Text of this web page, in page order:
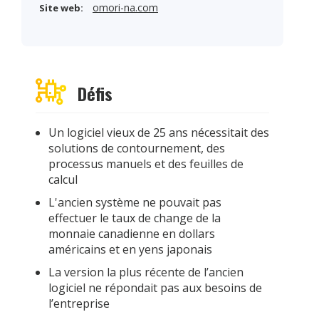
Défis
Un logiciel vieux de 25 ans nécessitait des
solutions de contournement, des
processus manuels et des feuilles de
calcul
L'ancien système ne pouvait pas
effectuer le taux de change de la
monnaie canadienne en dollars
américains et en yens japonais
La version la plus récente de l’ancien
logiciel ne répondait pas aux besoins de
l’entreprise
Site web: omori-na.com